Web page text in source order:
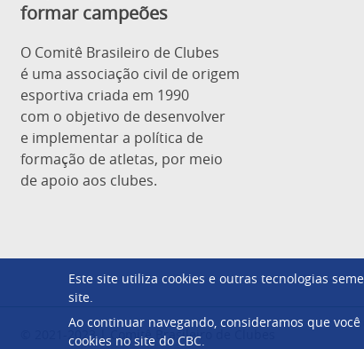
formar campeões
O Comitê Brasileiro de Clubes
é uma associação civil de origem
esportiva criada em 1990
com o objetivo de desenvolver
e implementar a política de
formação de atletas, por meio
de apoio aos clubes.
© 2021-2023 | Comitê Brasileiro de Clubes
Este site utiliza cookies e outras tecnologias
site.
Ao continuar navegando, consideramos que
cookies no site do CBC.